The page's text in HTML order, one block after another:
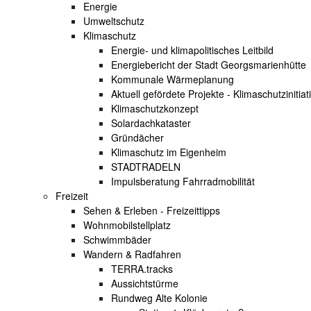
Energie
Umweltschutz
Klimaschutz
Energie- und klimapolitisches Leitbild
Energiebericht der Stadt Georgsmarienhütte
Kommunale Wärmeplanung
Aktuell gefördete Projekte -
Klimaschutzkonzept
Solardachkataster
Gründächer
Klimaschutz im Eigenheim
STADTRADELN
Impulsberatung Fahrradmobilität
Freizeit
Sehen & Erleben - Freizeittipps
Wohnmobilstellplatz
Schwimmbäder
Wandern & Radfahren
TERRA.tracks
Aussichtstürme
Rundweg Alte Kolonie